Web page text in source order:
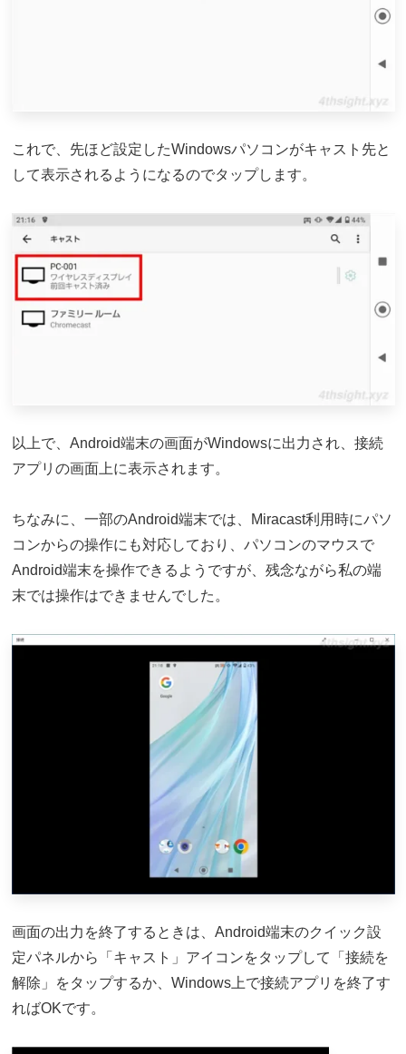
これで、先ほど設定したWindowsパソコンがキャスト先と
して表示されるようになるのでタップします。
以上で、Android端末の画面がWindowsに出力され、接続
アプリの画面上に表示されます。
ちなみに、一部のAndroid端末では、Miracast利用時にパソ
コンからの操作にも対応しており、パソコンのマウスで
Android端末を操作できるようですが、残念ながら私の端
末では操作はできませんでした。
画面の出力を終了するときは、Android端末のクイック設
定パネルから「キャスト」アイコンをタップして「接続を
解除」をタップするか、Windows上で接続アプリを終了す
ればOKです。